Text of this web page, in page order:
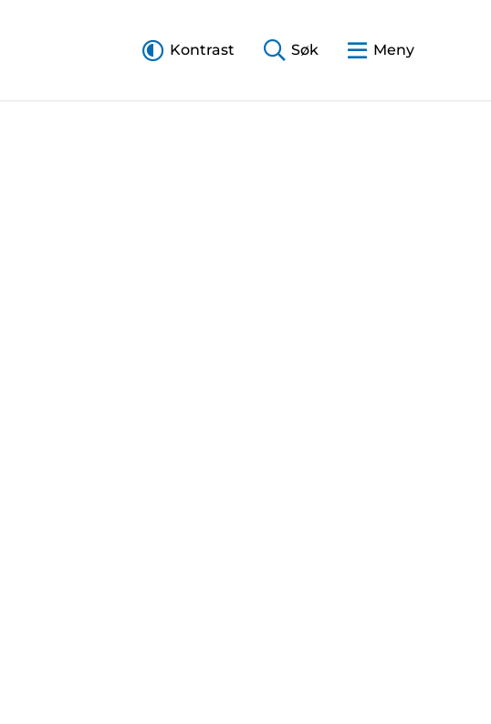
Kontrast Søk Meny